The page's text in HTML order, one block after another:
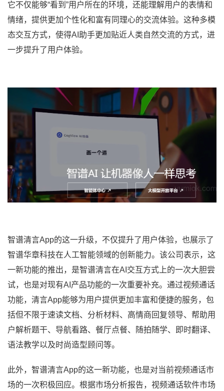
它不仅能够“看到”用户所在的环境，还能理解用户的表情和
情绪，提供更加个性化和富有同理心的交流体验。这种多模
态交互方式，使得AI助手更加贴近人类自然交流的方式，进
一步提升了用户体验。
智谱清言App的这一升级，不仅提升了用户体验，也展示了
智谱华章科技在人工智能领域的创新能力。该公司表示，这
一新功能的推出，是智谱清言在AI交互方式上的一次大胆尝
试，也是对现有AI产品功能的一次重要补充。通过视频通话
功能，清言App能够为用户提供更加丰富和便捷的服务，包
括但不限于速读文档、分析材料、高情商回复领导、帮助用
户解析题干、导航看路、餐厅点餐、随拍随学、即时翻译、
语法教学以及时尚造型顾问等。
此外，智谱清言App的这一新功能，也是对当前视频通话市
场的一次积极回应。根据市场分析报告，视频通话软件市场